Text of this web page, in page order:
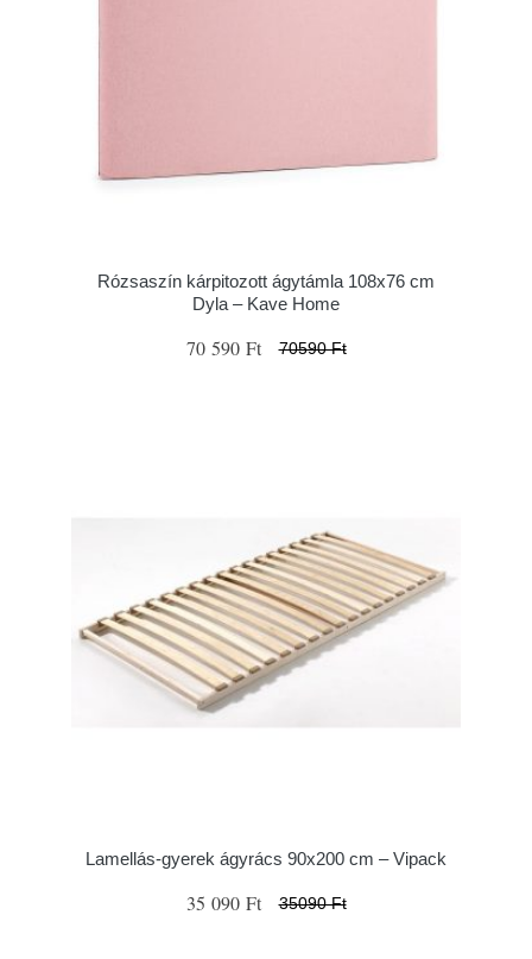
Rózsaszín kárpitozott ágytámla 108x76 cm
Dyla – Kave Home
70 590 Ft 70590 Ft
Lamellás-gyerek ágyrács 90x200 cm – Vipack
35 090 Ft 35090 Ft